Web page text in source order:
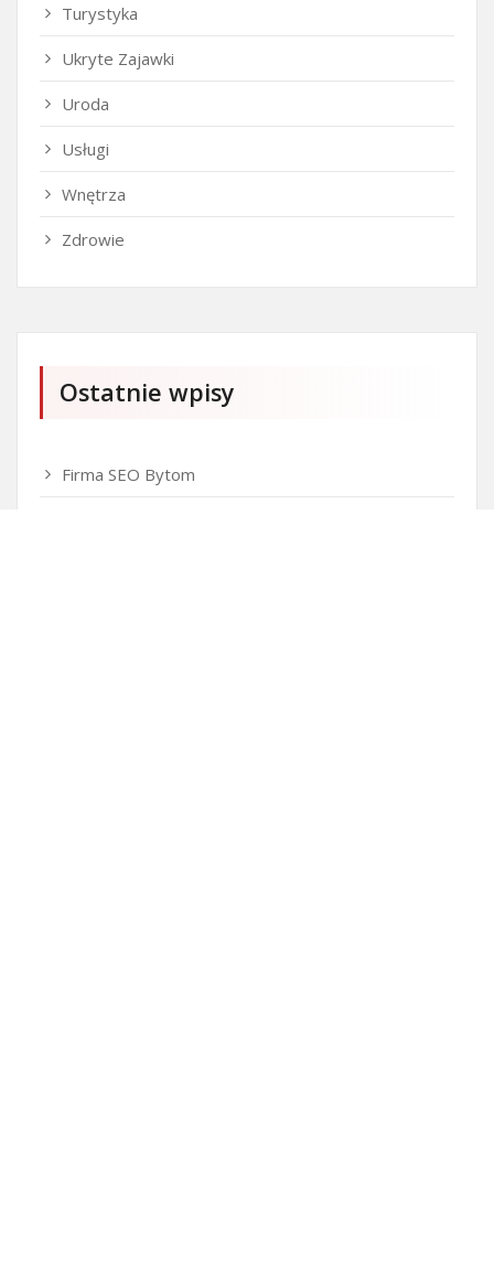
Turystyka
Ukryte Zajawki
Uroda
Usługi
Wnętrza
Zdrowie
Ostatnie wpisy
Firma SEO Bytom